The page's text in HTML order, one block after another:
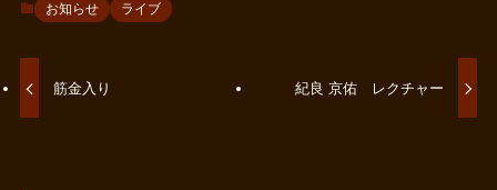
お知らせ ライブ
筋金入り 紀良 京佑 レクチャー